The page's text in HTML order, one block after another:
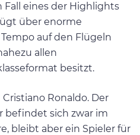
Fall eines der Highlights
über enorme
auf den Flügeln
allen
besitzt.
Ronaldo. Der
befindet sich zwar im
bleibt aber ein Spieler für